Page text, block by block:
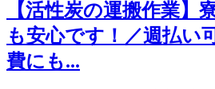
【活性炭の運搬作業】
も安心です！／週払い
費にも...